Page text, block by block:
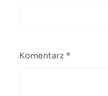
Komentarz *